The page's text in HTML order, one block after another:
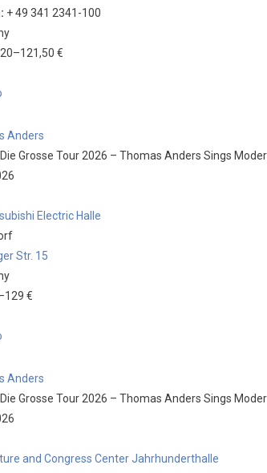
+ 49 341 2341-100
€
Anders
Die Grosse Tour 2026 – Thomas Anders Sings
Electric Halle
Str. 15
€
Anders
Die Grosse Tour 2026 – Thomas Anders Sings
and Congress Center Jahrhunderthalle